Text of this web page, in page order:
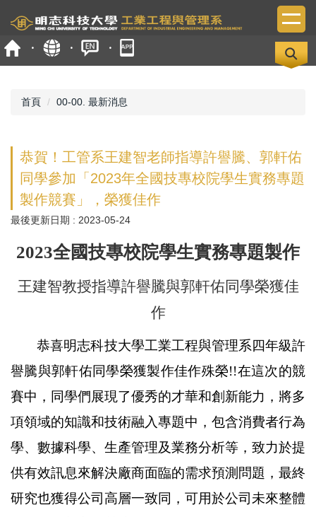
到
主
要
內
首頁 00-00. 最新消息
恭賀！工管系王建智老師指導許譽騰、郭軒佑
同學參加「2023年全國技專校院學生實務專題
製作競賽」，榮獲佳作
最後更新日期 : 2023-05-24
2023全國技專校院學生實務專題製作
王建智教授指導許譽騰與郭軒佑同學榮獲佳
作
恭喜明志科技大學工業工程與管理系四年級許
譽騰與郭軒佑同學榮獲製作佳作殊榮!!在這次的競
賽中，同學們展現了優秀的才華和創新能力，將多
項領域的知識和技術融入專題中，包含消費者行為
學、數據科學、生產管理及業務分析等，致力於提
供有效訊息來解決廠商面臨的需求預測問題，最終
研究也獲得公司高層一致同，可用於公司未來整體